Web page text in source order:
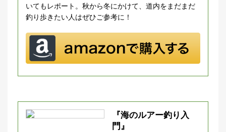
いてもレポート。秋から冬にかけて、道内をまだまだ
釣り歩きたい人はぜひご参考に！
『海のルアー釣り入
門』